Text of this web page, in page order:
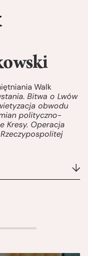
Walk
Bitwa o Lwów
obwodu
polityczno-
Kresy. Operacja